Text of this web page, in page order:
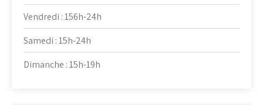
Vendredi : 156h-24h
Samedi : 15h-24h
Dimanche : 15h-19h